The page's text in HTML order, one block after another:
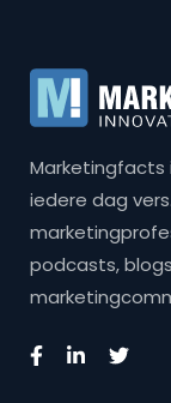
Marketingfacts
iedere dag
podcasts,